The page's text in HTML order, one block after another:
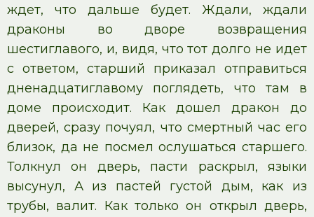
ждет, что дальше будет. Ждали, ждали
драконы во дворе возвращения
шестиглавого, и, видя, что тот долго не идет
с ответом, старший приказал отправиться
дненадцатиглавому поглядеть, что там в
доме происходит. Как дошел дракон до
дверей, сразу почуял, что смертный час его
близок, да не посмел ослушаться старшего.
Толкнул он дверь, пасти раскрыл, языки
высунул, А из пастей густой дым, как из
трубы, валит. Как только он открыл дверь,